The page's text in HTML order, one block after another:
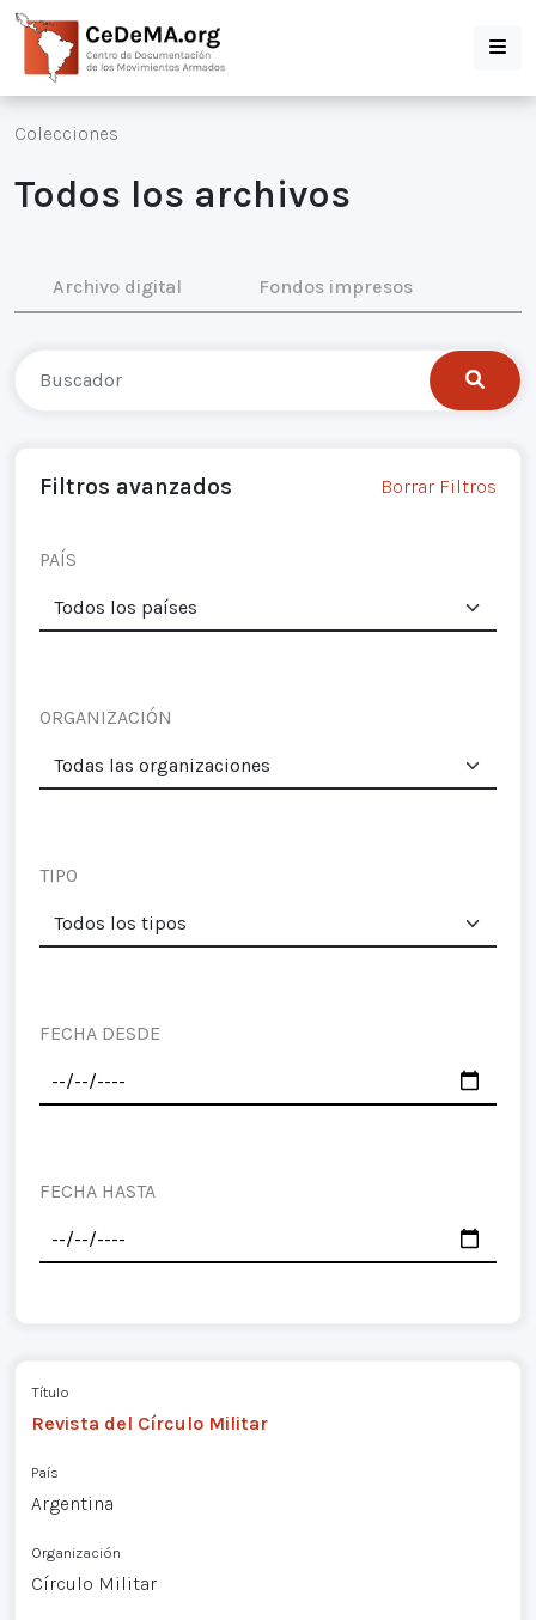
Colecciones
Todos los archivos
Archivo digital Fondos impresos
Filtros avanzados Borrar Filtros
PAÍS
ORGANIZACIÓN
TIPO
FECHA DESDE
FECHA HASTA
Título
Revista del Círculo Militar
País
Argentina
Organización
Círculo Militar